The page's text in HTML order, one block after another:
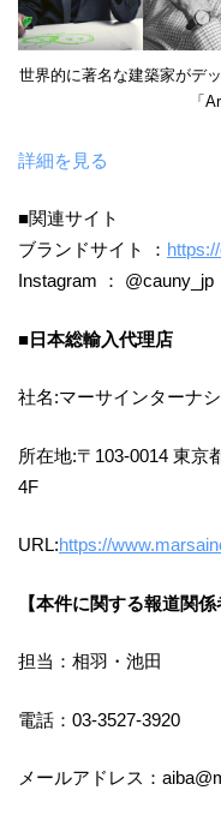
世界的に著名な建築家がデ
「
詳細を見る
■関連サイト
ブランドサイト ：
Instagram ： @cauny_jp
■ 日本総輸入代理店
社名:マーサインターナ
所在地:〒103-0014 東京
4F
URL:https://
【本件に関する報道関
担当：相羽・池田
電話：03-3527-3920
メールアドレス：